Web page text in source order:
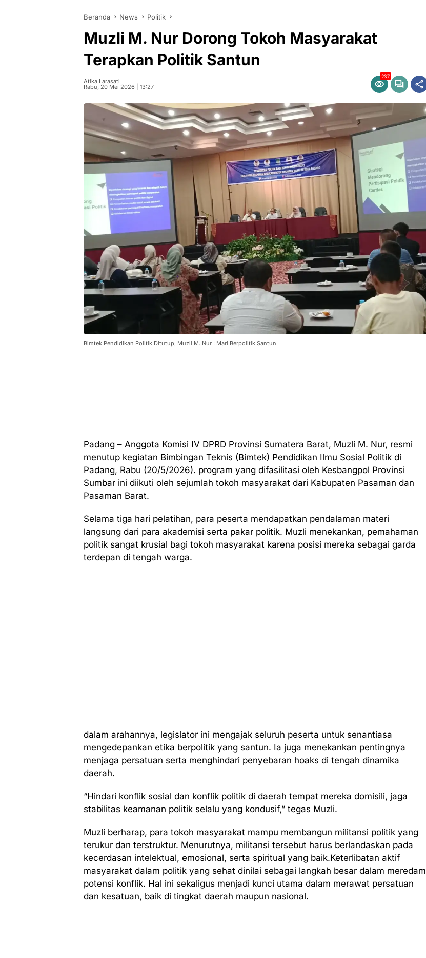
Beranda News Politik
Muzli M. Nur Dorong Tokoh Masyarakat
Terapkan Politik Santun
Atika Larasati
Rabu, 20 Mei 2026 | 13:27
237
Bimtek Pendidikan Politik Ditutup, Muzli M. Nur : Mari Berpolitik Santun
Padang – Anggota Komisi IV DPRD Provinsi Sumatera Barat, Muzli M. Nur, resmi
menutup kegiatan Bimbingan Teknis (Bimtek) Pendidikan Ilmu Sosial Politik di
Padang, Rabu (20/5/2026). program yang difasilitasi oleh Kesbangpol Provinsi
Sumbar ini diikuti oleh sejumlah tokoh masyarakat dari Kabupaten Pasaman dan
Pasaman Barat.
Selama tiga hari pelatihan, para peserta mendapatkan pendalaman materi
langsung dari para akademisi serta pakar politik. Muzli menekankan, pemahaman
politik sangat krusial bagi tokoh masyarakat karena posisi mereka sebagai garda
terdepan di tengah warga.
dalam arahannya, legislator ini mengajak seluruh peserta untuk senantiasa
mengedepankan etika berpolitik yang santun. Ia juga menekankan pentingnya
menjaga persatuan serta menghindari penyebaran hoaks di tengah dinamika
daerah.
“Hindari konflik sosial dan konflik politik di daerah tempat mereka domisili, jaga
stabilitas keamanan politik selalu yang kondusif,” tegas Muzli.
Muzli berharap, para tokoh masyarakat mampu membangun militansi politik yang
terukur dan terstruktur. Menurutnya, militansi tersebut harus berlandaskan pada
kecerdasan intelektual, emosional, serta spiritual yang baik.Keterlibatan aktif
masyarakat dalam politik yang sehat dinilai sebagai langkah besar dalam meredam
potensi konflik. Hal ini sekaligus menjadi kunci utama dalam merawat persatuan
dan kesatuan, baik di tingkat daerah maupun nasional.